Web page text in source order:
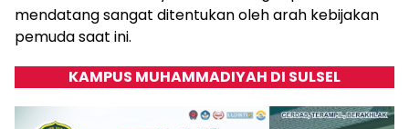
mendatang sangat ditentukan oleh arah kebijakan
pemuda saat ini.
KAMPUS MUHAMMADIYAH DI SULSEL